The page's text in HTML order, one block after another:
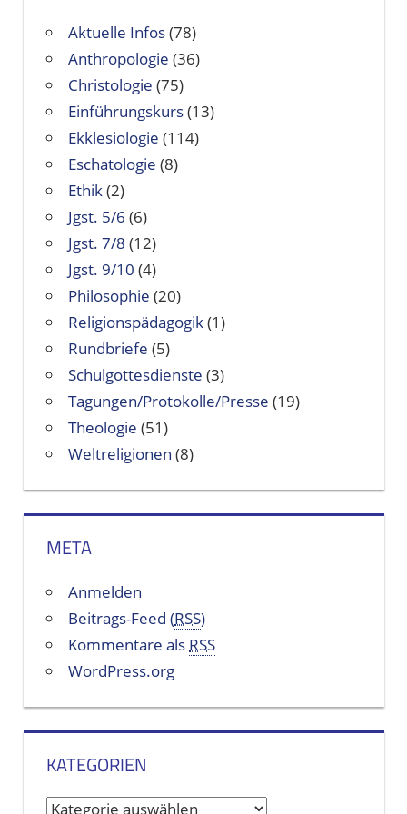
Aktuelle Infos(78)
Anthropologie (36)
Christologie (75)
Einführungskurs(13)
Ekklesiologie (114)
Eschatologie (8)
Ethik(2)
Jgst. 5/6 (6)
Jgst. 7/8 (12)
Jgst. 9/10 (4)
Philosophie (20)
Religionspädagogik(1)
Rundbriefe (5)
Schulgottesdienste (3)
Tagungen/Protokolle/Presse (19)
Theologie (51)
Weltreligionen (8)
META
Anmelden
Beitrags-Feed (RSS)
Kommentare als RSS
WordPress.org
KATEGORIEN
K